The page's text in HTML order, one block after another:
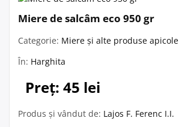
Miere de salcâm eco 950 gr
Categorie: Miere și alte produse apicole
În: Harghita
Preț: 45 lei
Produs și vândut de: Lajos F. Ferenc I.I.